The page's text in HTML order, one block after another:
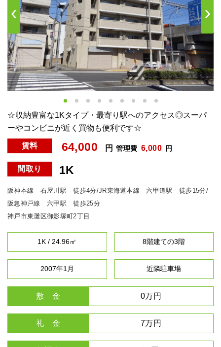
Next
☆収納豊富な1Kタイプ・最寄り駅へのアクセス◎スーパ
ーやコンビニが近く買物も便利です☆
賃料 64,000 円 管理費 6,000 円
間取り 1K
阪神本線 石屋川駅 徒歩4分/JR東海道本線 六甲道駅 徒歩15分/
阪急神戸線 六甲駅 徒歩25分
神戸市東灘区御影塚町2丁目
1K / 24.96㎡ 8階建ての3階
2007年1月 近隣駐車場
敷 金 0万円
礼 金 7万円